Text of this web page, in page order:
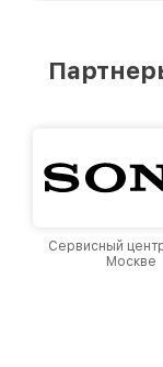
Москве,
Сервисный
Москве